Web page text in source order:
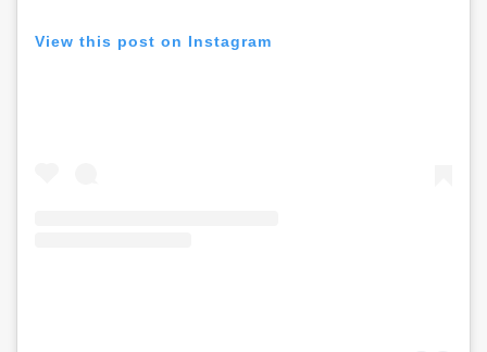
View this post on Instagram